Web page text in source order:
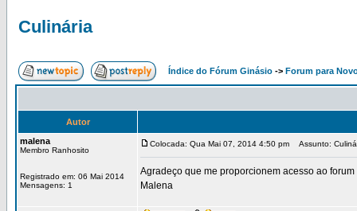
Culinária
Índice do Fórum Ginásio -> Forum para
Autor
malena
Membro Ranhosito
Registrado em: 06 Mai 2014
Mensagens: 1
Colocada: Qua Mai 07, 2014 4:50 pm Assunto:
Agradeço que me proporcionem acesso ao
Malena